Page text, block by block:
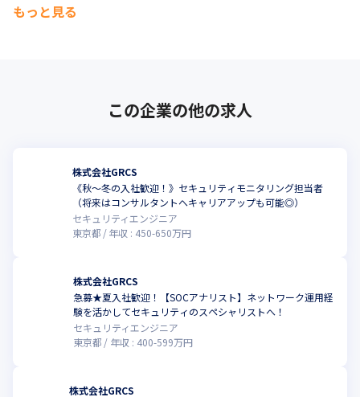
ンを提供しています。
・ソニーグループ株式会社
・ドコモ・システムズ株式会社
もっと見る
この企業の他の求人
株式会社GRCS
《秋～冬の入社歓迎！》セキュリティモニタリング担当者
（将来はコンサルタントへキャリアアップも可能◎）
セキュリティエンジニア
東京都
年収 : 450-650万円
株式会社GRCS
急募★夏入社歓迎！【SOCアナリスト】ネットワーク運用経
験を活かしてセキュリティのスペシャリストへ！
セキュリティエンジニア
東京都
年収 : 400-599万円
株式会社GRCS